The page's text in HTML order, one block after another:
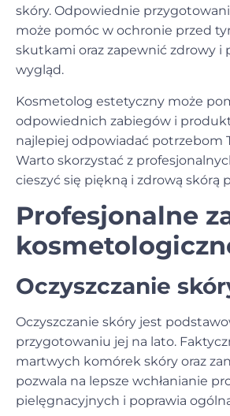
skóry. Odpowiednie
może pomóc w ochronie przed
skutkami oraz zapewnić zdrowy i
wygląd.
Kosmetolog estetyczny może
odpowiednich zabiegów i
najlepiej odpowiadać potrzebom
Warto skorzystać z
cieszyć się piękną i zdrową skórą
Profesjonalne
Oczyszczanie
Oczyszczanie skóry jest
przygotowaniu jej na lato.
martwych komórek skóry oraz
pozwala na lepsze wchłanianie
pielęgnacyjnych i poprawia